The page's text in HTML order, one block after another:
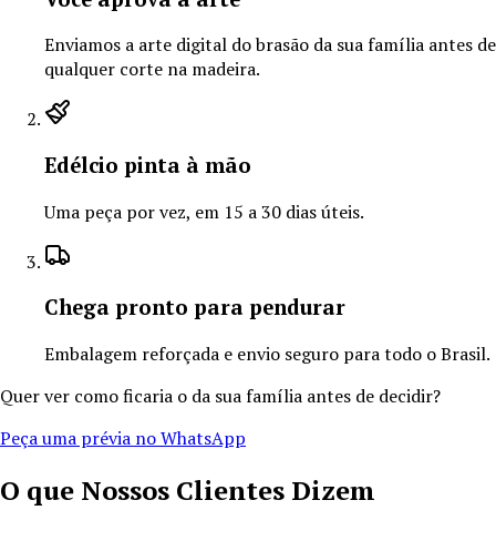
Enviamos a arte digital do brasão da sua família antes de
qualquer corte na madeira.
Edélcio pinta à mão
Uma peça por vez, em 15 a 30 dias úteis.
Chega pronto para pendurar
Embalagem reforçada e envio seguro para todo o Brasil.
Quer ver como ficaria o da sua família antes de decidir?
Peça uma prévia no WhatsApp
O que Nossos Clientes Dizem